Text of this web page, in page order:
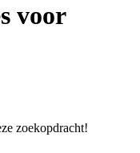
voor
zoekopdracht!